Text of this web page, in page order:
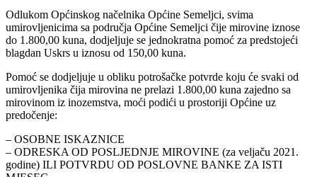
Odlukom Općinskog načelnika Općine Semeljci, svima
umirovljenicima sa područja Općine Semeljci čije mirovine iznose
do 1.800,00 kuna, dodjeljuje se jednokratna pomoć za predstojeći
blagdan Uskrs u iznosu od 150,00 kuna.
Pomoć se dodjeljuje u obliku potrošačke potvrde koju će svaki od
umirovljenika čija mirovina ne prelazi 1.800,00 kuna zajedno sa
mirovinom iz inozemstva, moći podići u prostoriji Općine uz
predočenje:
– OSOBNE ISKAZNICE
– ODRESKA OD POSLJEDNJE MIROVINE (za veljaču 2021.
godine) ILI POTVRDU OD POSLOVNE BANKE ZA ISTI